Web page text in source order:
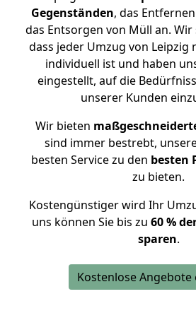
Gegenständen, das
das Entsorgen von Müll an.
dass jeder Umzug von Leipzig
individuell ist und haben
eingestellt, auf die
unserer Kunden
Wir bieten
sind immer bestrebt,
besten Service zu den besten
zu bieten.
Kostengünstiger wird Ihr
uns können Sie bis zu 60 %
sparen.
Kostenlose Angebote